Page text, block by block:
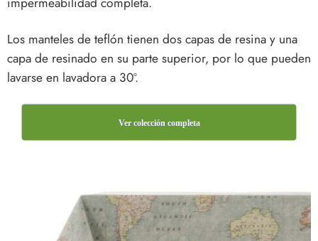
Los manteles de teflón tienen dos capas de resina y una
capa de resinado en su parte superior, por lo que pueden
lavarse en lavadora a 30º.
Ver colección completa